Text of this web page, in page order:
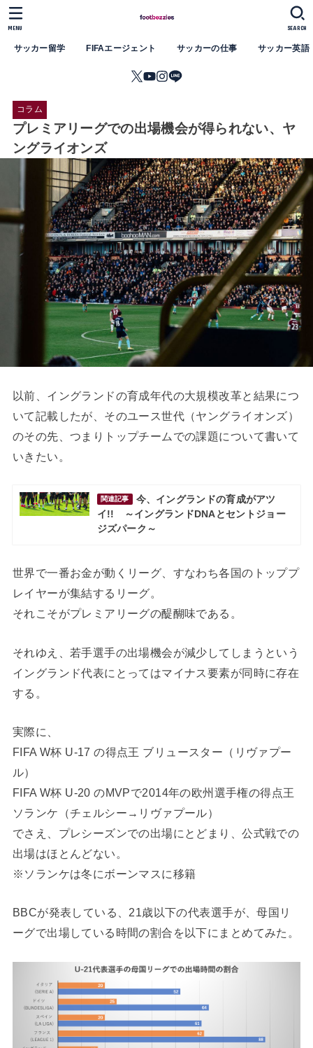
サッカー留学 FIFAエージェント サッカーの仕事 サッカー英語
SEARCH
MENU
コラム
プレミアリーグでの出場機会が得られない、ヤ
ングライオンズ
以前、イングランドの育成年代の大規模改革と結果につ
いて記載したが、そのユース世代（ヤングライオンズ）
のその先、つまりトップチームでの課題について書いて
いきたい。
関連記事
今、イングランドの育成がアツ
イ!! ～イングランドDNAとセントジョー
ジズパーク～
世界で一番お金が動くリーグ、すなわち各国のトッププ
レイヤーが集結するリーグ。
それこそがプレミアリーグの醍醐味である。
それゆえ、若手選手の出場機会が減少してしまうという
イングランド代表にとってはマイナス要素が同時に存在
する。
実際に、
FIFA W杯 U-17 の得点王 ブリュースター（リヴァプー
ル）
FIFA W杯 U-20 のMVPで2014年の欧州選手権の得点王
ソランケ（チェルシー→リヴァプール）
でさえ、プレシーズンでの出場にとどまり、公式戦での
出場はほとんどない。
※ソランケは冬にボーンマスに移籍
BBCが発表している、21歳以下の代表選手が、母国リ
ーグで出場している時間の割合を以下にまとめてみた。